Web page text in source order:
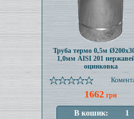
Труба термо 0,5м
1,0мм AISI 201
оцинковка
1662 грн